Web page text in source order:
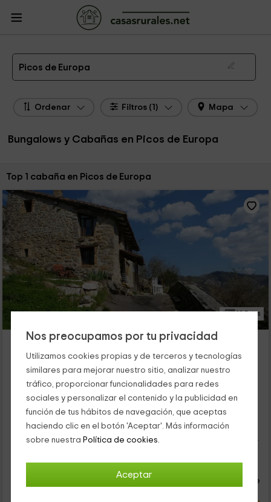
Nos preocupamos por tu privacidad
Utilizamos cookies propias y de terceros y tecnologías
similares para mejorar nuestro sitio, analizar nuestro
tráfico, proporcionar funcionalidades para redes
sociales y personalizar el contenido y la publicidad en
función de tus hábitos de navegación, que aceptas
haciendo clic en el botón 'Aceptar'. Más información
sobre nuestra Política de cookies.
Aceptar
Casas Rurales
Cabañas Picos de Europa
Bungalow y Cabaña en Picos de Europa
Picos de Europa
Ordenar Filtros (1) Mapa
Bungalows y Cabañas en Picos de Europa
Ordenar por:
Top 1 cabaña en Picos de Europa
19 Fotos
La Cabaña del Beyu Pen
Amieva, Asturias
4 opiniones
Reservado 8 veces
Alquiler íntegro
1 habitaciones
4 personas
1 baños
Nuestro alojamiento se encuentra dentro de la zona de
Amieva, en el poblado de Pen, donde vas a poder disfrutar de
unas vistas con mucho encanto. Asturias es sin duda un rincón
45
persona y noche